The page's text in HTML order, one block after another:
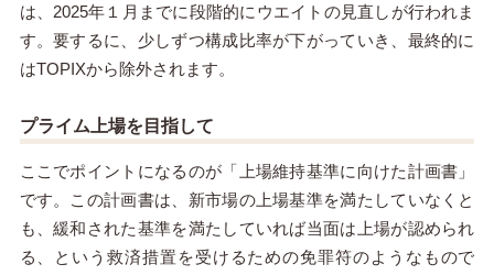
は、2025年１月までに段階的にウエイトの見直しが行われま
す。要するに、少しずつ構成比率が下がっていき、最終的に
はTOPIXから除外されます。
プライム上場を目指して
ここでポイントになるのが「上場維持基準に向けた計画書」
です。この計画書は、新市場の上場基準を満たしていなくと
も、緩和された基準を満たしていれば当面は上場が認められ
る、という救済措置を受けるための免罪符のようなもので